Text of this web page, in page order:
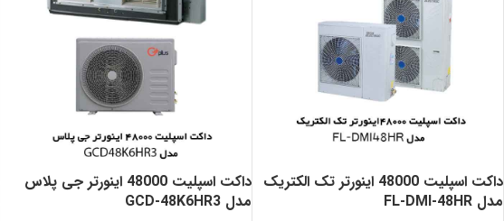
داکت اسپلیت 48000 اینورتر تک الکتریک
مدل FL-DMI-48HR
داکت اسپلیت 48000 اینورتر جی پلاس
مدل GCD-48K6HR3